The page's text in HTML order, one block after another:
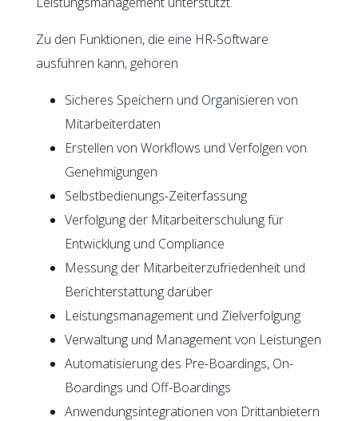
Zu den Funktionen, die eine HR-Software
ausführen kann, gehören
Sicheres Speichern und Organisieren von
Mitarbeiterdaten
Erstellen von Workflows und Verfolgen von
Genehmigungen
Selbstbedienungs-Zeiterfassung
Verfolgung der Mitarbeiterschulung für
Entwicklung und Compliance
Messung der Mitarbeiterzufriedenheit und
Berichterstattung darüber
Leistungsmanagement und Zielverfolgung
Verwaltung und Management von Leistungen
Automatisierung des Pre-Boardings, On-
Boardings und Off-Boardings
Anwendungsintegrationen von Drittanbietern